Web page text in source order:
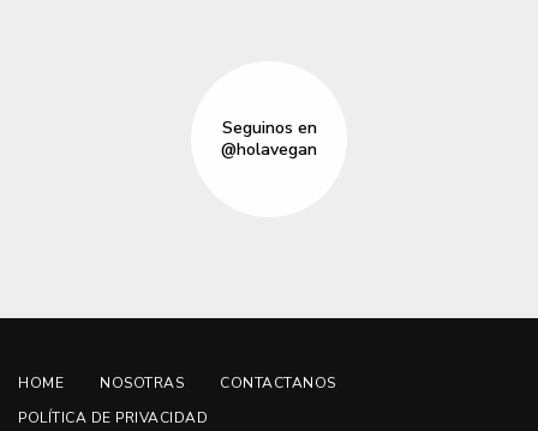
Seguinos en
@holavegan
HOME NOSOTRAS
CONTACTANOS
POLÍTICA DE PRIVACIDAD